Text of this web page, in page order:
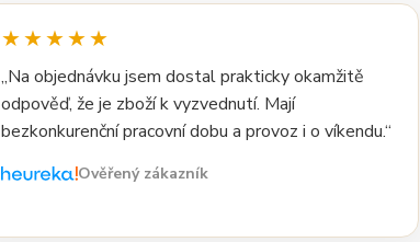
★★★★★
„Na objednávku jsem dostal prakticky okamžitě
odpověď, že je zboží k vyzvednutí. Mají
bezkonkurenční pracovní dobu a provoz i o víkendu.“
Ověřený zákazník